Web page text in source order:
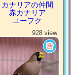
カナリアの仲間
赤カナリア
ユーフク
928 view